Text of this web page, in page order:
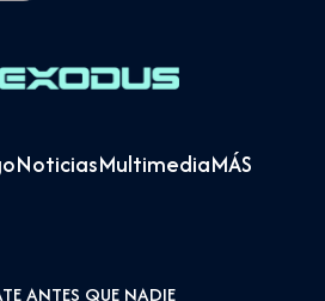
NoticiasMultimediaMÁS
ANTES QUE NADIE